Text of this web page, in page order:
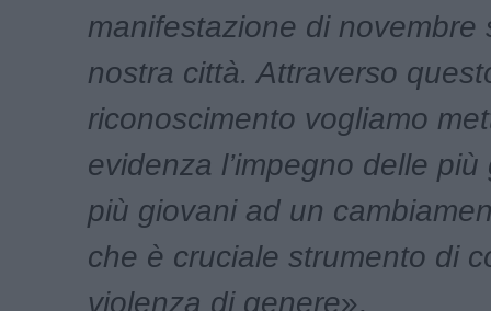
manifestazione di novembre
nostra città. Attraverso
riconoscimento vogliamo
evidenza l’impegno delle
più giovani ad un
che è cruciale strumento di
violenza di genere».